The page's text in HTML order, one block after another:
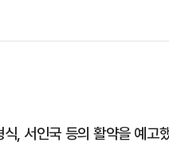
, 서인국 등의 활약을 예고